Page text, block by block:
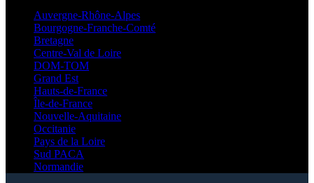
Auvergne-Rhône-Alpes
Bourgogne-Franche-Comté
Bretagne
Centre-Val de Loire
DOM-TOM
Grand Est
Hauts-de-France
Île-de-France
Nouvelle-Aquitaine
Occitanie
Pays de la Loire
Sud PACA
Normandie